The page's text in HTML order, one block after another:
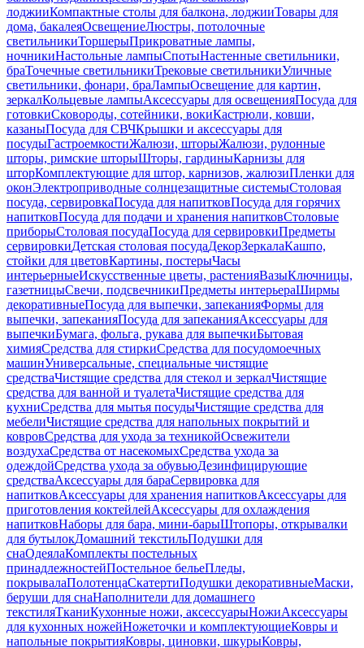
лоджииКомпактные столы для балкона, лоджииТовары для
дома, бакалеяОсвещениеЛюстры, потолочные
светильникиТоршерыПрикроватные лампы,
ночникиНастольные лампыСпотыНастенные светильники,
браТочечные светильникиТрековые светильникиУличные
светильники, фонари, браЛампыОсвещение для картин,
зеркалКольцевые лампыАксессуары для освещенияПосуда для
готовкиСковороды, сотейники, вокиКастрюли, ковши,
казаныПосуда для СВЧКрышки и аксессуары для
посудыГастроемкостиЖалюзи, шторыЖалюзи, рулонные
шторы, римские шторыШторы, гардиныКарнизы для
шторКомплектующие для штор, карнизов, жалюзиПленки для
оконЭлектроприводные солнцезащитные системыСтоловая
посуда, сервировкаПосуда для напитковПосуда для горячих
напитковПосуда для подачи и хранения напитковСтоловые
приборыСтоловая посудаПосуда для сервировкиПредметы
сервировкиДетская столовая посудаДекорЗеркалаКашпо,
стойки для цветовКартины, постерыЧасы
интерьерныеИскусственные цветы, растенияВазыКлючницы,
газетницыСвечи, подсвечникиПредметы интерьераШирмы
декоративныеПосуда для выпечки, запеканияФормы для
выпечки, запеканияПосуда для запеканияАксессуары для
выпечкиБумага, фольга, рукава для выпечкиБытовая
химияСредства для стиркиСредства для посудомоечных
машинУниверсальные, специальные чистящие
средстваЧистящие средства для стекол и зеркалЧистящие
средства для ванной и туалетаЧистящие средства для
кухниСредства для мытья посудыЧистящие средства для
мебелиЧистящие средства для напольных покрытий и
ковровСредства для ухода за техникойОсвежители
воздухаСредства от насекомыхСредства ухода за
одеждойСредства ухода за обувьюДезинфицирующие
средстваАксессуары для бараСервировка для
напитковАксессуары для хранения напитковАксессуары для
приготовления коктейлейАксессуары для охлаждения
напитковНаборы для бара, мини-барыШтопоры, открывалки
для бутылокДомашний текстильПодушки для
снаОдеялаКомплекты постельных
принадлежностейПостельное бельеПледы,
покрывалаПолотенцаСкатертиПодушки декоративныеМаски,
беруши для снаНаполнители для домашнего
текстиляТканиКухонные ножи, аксессуарыНожиАксессуары
для кухонных ножейНожеточки и комплектующиеКовры и
напольные покрытияКовры, циновки, шкурыКовры,